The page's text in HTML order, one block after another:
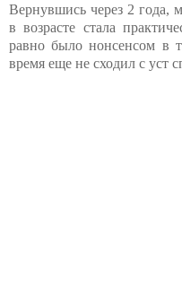
Вернувшись через 2 года,
в возрасте стала
равно было нонсенсом в
время еще не сходил с уст